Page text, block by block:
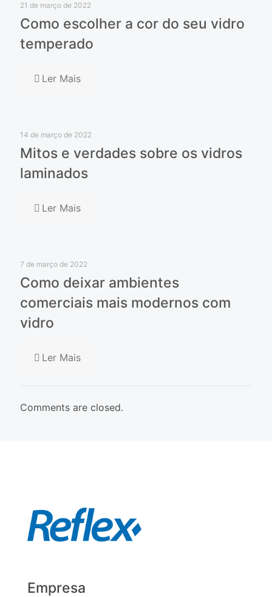
21 de março de 2022
Como escolher a cor do seu vidro
temperado
Ler Mais
14 de março de 2022
Mitos e verdades sobre os vidros
laminados
Ler Mais
7 de março de 2022
Como deixar ambientes
comerciais mais modernos com
vidro
Ler Mais
Comments are closed.
Empresa